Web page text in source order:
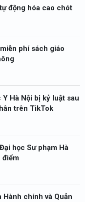
động hóa cao chót
phí sách giáo
Hà Nội bị kỷ luật sau
trên TikTok
học Sư phạm Hà
điểm
chính và Quản